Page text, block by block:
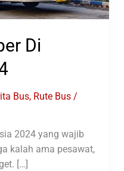
Di
Bus, Rute Bus/
2024 yang wajib
kalah ama pesawat,
[…]